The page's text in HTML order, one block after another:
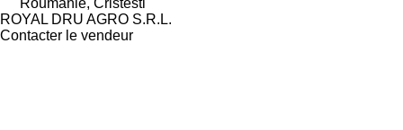
Roumanie, Cristesti
ROYAL DRU AGRO S.R.L.
Contacter le vendeur